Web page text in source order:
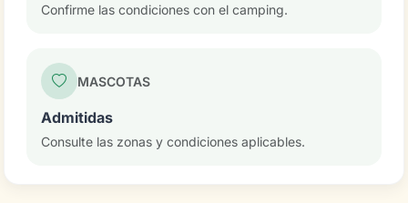
Confirme las condiciones con el camping.
MASCOTAS
Admitidas
Consulte las zonas y condiciones aplicables.